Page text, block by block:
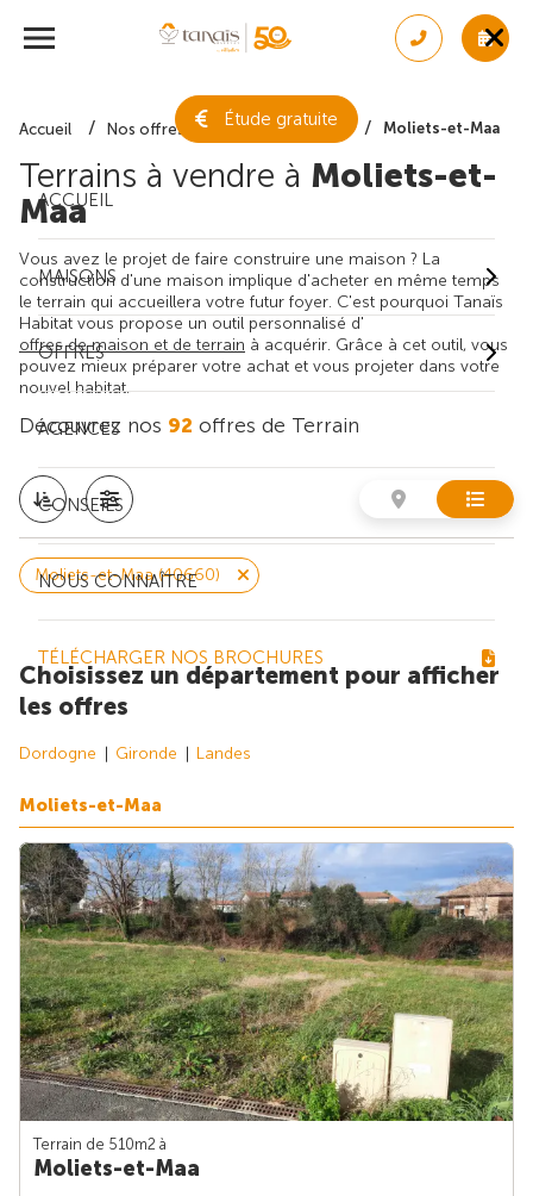
Étude gratuite
ACCUEIL
MAISONS
OFFRES
AGENCES
CONSEILS
NOUS CONNAÎTRE
TÉLÉCHARGER NOS BROCHURES
Accueil Nos offres de terrain Landes Moliets-et-Maa
Terrains à vendre à Moliets-et-
Maa
Vous avez le projet de faire construire une maison ? La
construction d'une maison implique d'acheter en même temps
le terrain qui accueillera votre futur foyer. C'est pourquoi Tanaïs
Habitat vous propose un outil personnalisé d'
offres de maison et de terrain à acquérir. Grâce à cet outil, vous
pouvez mieux préparer votre achat et vous projeter dans votre
nouvel habitat.
Découvrez nos 92 offres de Terrain
Moliets-et-Maa (40660)
Choisissez un département pour afficher
les offres
Dordogne Gironde Landes
Moliets-et-Maa
Terrain de 510m2 à
Moliets-et-Maa